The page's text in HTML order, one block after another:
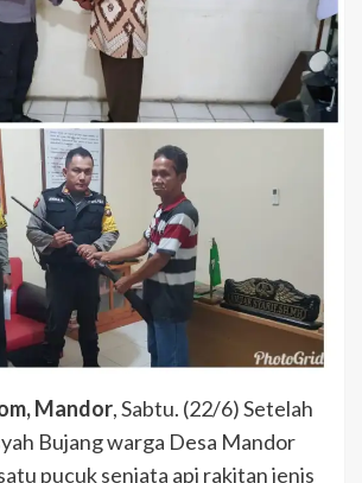
Mandor, Sabtu. (22/6) Setelah
Bujang warga Desa Mandor
pucuk senjata api rakitan jenis